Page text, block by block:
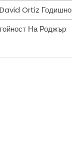
Ortiz Годишно
На Роджър